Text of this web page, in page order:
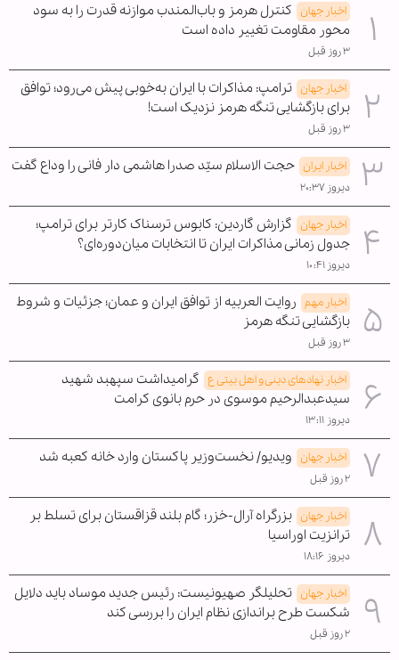
اخبار جهان کنترل هرمز و باب‌المندب موازنه قدرت را به سود
محور مقاومت تغییر داده است
۳ روز قبل
اخبار جهان ترامپ: مذاکرات با ایران به‌خوبی پیش می‌رود؛ توافق
برای بازگشایی تنگه هرمز نزدیک است!
۳ روز قبل
اخبار ایران حجت الاسلام سیّد صدرا هاشمی دار فانی را وداع گفت
دیروز ۲۰:۳۷
اخبار جهان گزارش گاردین: کابوس ترسناک کارتر برای ترامپ؛
جدول زمانی مذاکرات ایران تا انتخابات میان‌دوره‌ای؟
دیروز ۱۰:۴۱
اخبار مهم روایت العربیه از توافق ایران و عمان؛ جزئیات و شروط
بازگشایی تنگه هرمز
۳ روز قبل
اخبار نهادهای دینی و اهل بیتی ع گرامیداشت سپهبد شهید
سیدعبدالرحیم موسوی در حرم بانوی کرامت
دیروز ۱۳:۱۱
اخبار جهان ویدیو/ نخست‌وزیر پاکستان وارد خانه کعبه شد
۲ روز قبل
اخبار جهان بزرگراه آرال-خزر؛ گام بلند قزاقستان برای تسلط بر
ترانزیت اوراسیا
دیروز ۱۸:۱۶
اخبار جهان تحلیلگر صهیونیست: رئیس جدید موساد باید دلایل
شکست طرح براندازی نظام ایران را بررسی کند
۲ روز قبل